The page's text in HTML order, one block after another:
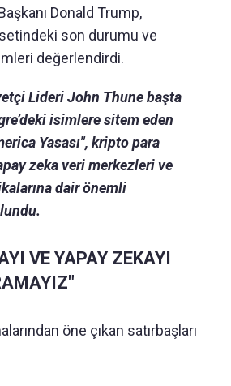
Donald Trump,
son durumu ve
değerlendirdi.
Lideri John Thune başta
isimlere sitem eden
Yasası", kripto para
zeka veri merkezleri ve
dair önemli
VE YAPAY ZEKAYI
öne çıkan satırbaşları